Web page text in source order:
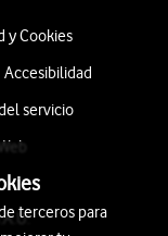
y Cookies
Accesibilidad
servicio
terceros para